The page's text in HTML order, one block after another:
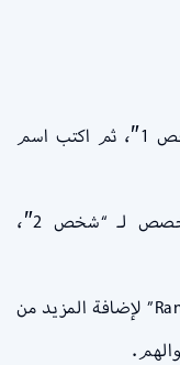
انقر على المربع المخصص لـ “شخص 1″، ثم اكتب اسم
بعد ذلك، انقر على المربع المخصص لـ “شخص 2″،
يُمكنك أيضًا النقر على مربع “Random” لإضافة المزيد من